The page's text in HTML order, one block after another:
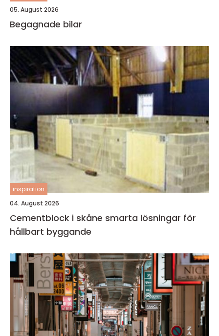
05. August 2026
Begagnade bilar
inspiration
04. August 2026
Cementblock i skåne smarta lösningar för
hållbart byggande